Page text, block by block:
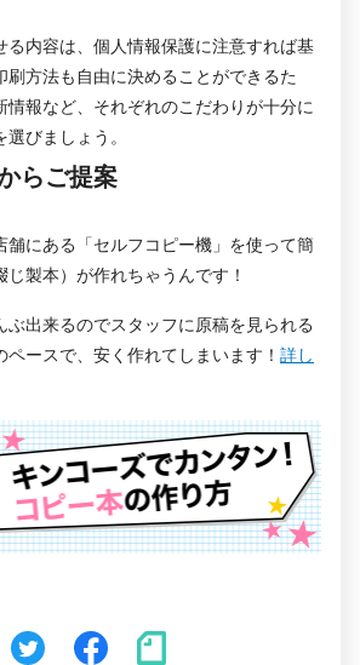
る内容は、個人情報保護に注意すれば基
刷方法も自由に決めることができるた
情報など、それぞれのこだわりが十分に
びましょう。
らご提案
舗にある「セルフコピー機」を使って簡
製本）が作れちゃうんです！
ぶ出来るのでスタッフに原稿を見られる
ペースで、安く作れてしまいます！ 詳し